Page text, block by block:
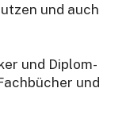
und auch
und Diplom-
und